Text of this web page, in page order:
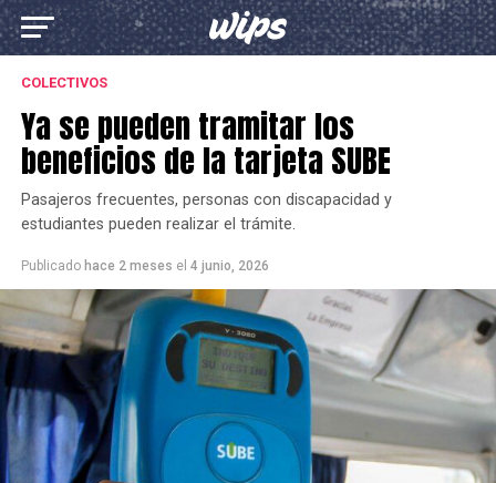
COLECTIVOS
Ya se pueden tramitar los
beneficios de la tarjeta SUBE
Pasajeros frecuentes, personas con discapacidad y
estudiantes pueden realizar el trámite.
Publicado hace 2 meses el 4 junio, 2026